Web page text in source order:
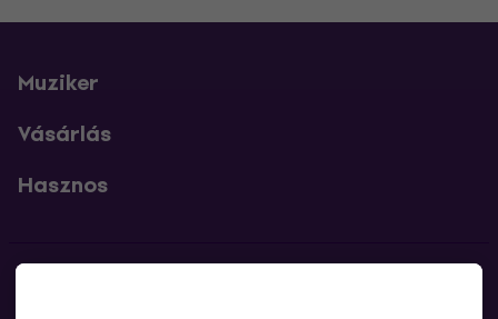
Muziker
Vásárlás
Hasznos